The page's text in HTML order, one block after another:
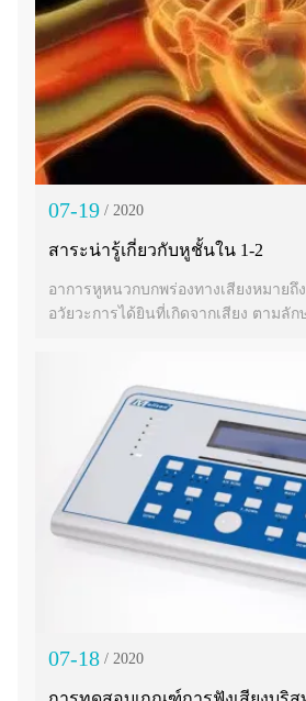
07-19 / 2020
สาระน่ารู้เกี่ยวกับหูชั้นใน 1-2
อาการหูหนวกบกพร่องทางเสียงหมายถึ
อวัยวะการได้ยินที่เกิดจากเสียง ตามลั
07-18 / 2020